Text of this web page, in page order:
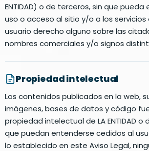
ENTIDAD) o de terceros, sin que
uso o acceso al sitio y/o a los servicios
usuario derecho alguno sobre las
nombres comerciales y/o signos
Propiedad intelectual
Los contenidos publicados en la web,
imágenes, bases de datos y código
propiedad intelectual de LA ENTIDAD o
que puedan entenderse cedidos al
lo establecido en este Aviso Legal,